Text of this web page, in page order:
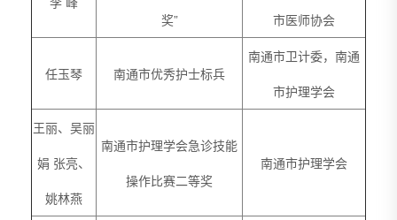
奖”
市医师协会
任玉琴 南通市优秀护士标兵
南通市卫计委，南通
市护理学会
王丽、吴丽
娟 张亮、
姚林燕
南通市护理学会急诊技能
操作比赛二等奖
南通市护理学会